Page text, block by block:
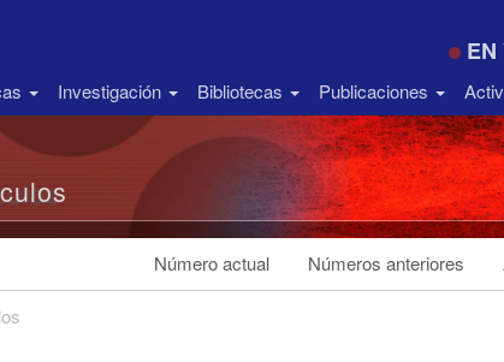
EN
Investigación Bibliotecas Publicaciones
Número actual Números anteriores